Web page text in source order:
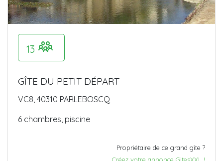
13
GÎTE DU PETIT DÉPART
VC8, 40310 PARLEBOSCQ
6 chambres, piscine
Propriétaire de ce grand gîte ?